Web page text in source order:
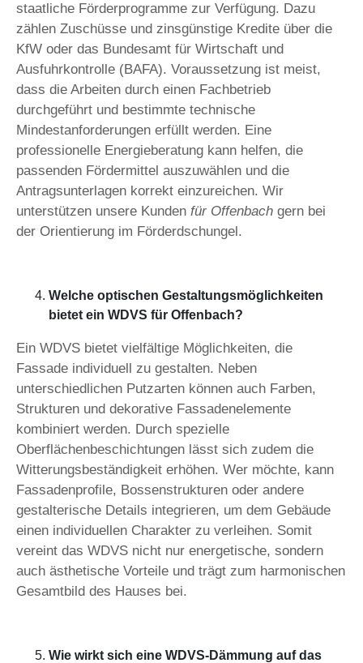
staatliche Förderprogramme zur Verfügung. Dazu
zählen Zuschüsse und zinsgünstige Kredite über die
KfW oder das Bundesamt für Wirtschaft und
Ausfuhrkontrolle (BAFA). Voraussetzung ist meist,
dass die Arbeiten durch einen Fachbetrieb
durchgeführt und bestimmte technische
Mindestanforderungen erfüllt werden. Eine
professionelle Energieberatung kann helfen, die
passenden Fördermittel auszuwählen und die
Antragsunterlagen korrekt einzureichen. Wir
unterstützen unsere Kunden für Offenbach gern bei
der Orientierung im Förderdschungel.
Welche optischen Gestaltungsmöglichkeiten
bietet ein WDVS für Offenbach?
Ein WDVS bietet vielfältige Möglichkeiten, die
Fassade individuell zu gestalten. Neben
unterschiedlichen Putzarten können auch Farben,
Strukturen und dekorative Fassadenelemente
kombiniert werden. Durch spezielle
Oberflächenbeschichtungen lässt sich zudem die
Witterungsbeständigkeit erhöhen. Wer möchte, kann
Fassadenprofile, Bossenstrukturen oder andere
gestalterische Details integrieren, um dem Gebäude
einen individuellen Charakter zu verleihen. Somit
vereint das WDVS nicht nur energetische, sondern
auch ästhetische Vorteile und trägt zum harmonischen
Gesamtbild des Hauses bei.
Wie wirkt sich eine WDVS-Dämmung auf das